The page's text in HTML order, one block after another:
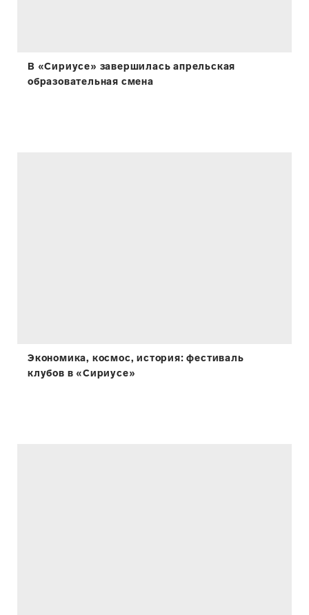
В «Сириусе» завершилась апрельская
образовательная смена
Экономика, космос, история: фестиваль
клубов в «Сириусе»